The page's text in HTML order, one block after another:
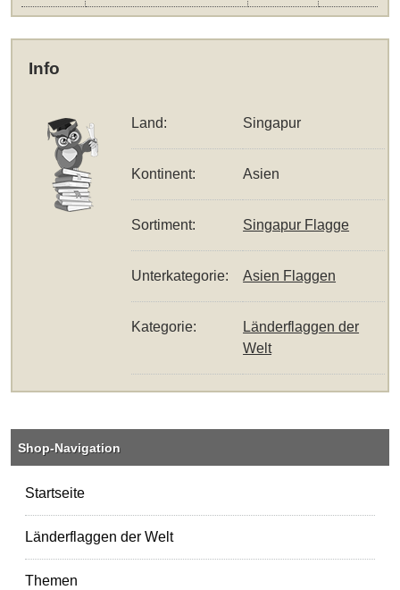
Info
Land: Singapur
Kontinent: Asien
Sortiment: Singapur Flagge
Unterkategorie: Asien Flaggen
Kategorie:
Länderflaggen der
Welt
Shop-Navigation
Startseite
Länderflaggen der Welt
Themen